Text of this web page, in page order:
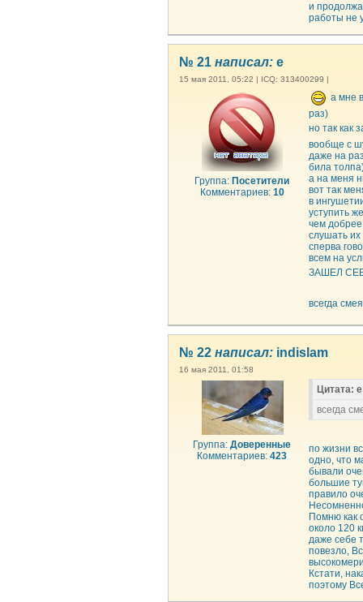
и
работы не
№ 21 написал: e
15 мая 2011, 05:22 | ICQ: 313400299 |
Группа: Посетители
Комментариев: 10
а мне
раз)
но так как
вообще с
даже на
била
а на меня
вот так
в
уступить
чем
слушать
сперва
всем на
ЗАШЕЛ
всегда
№ 22 написал: indislam
16 мая 2011, 01:58
Группа:Доверенные
Комментариев:423
Цитата: e
всегда
по жизни
одно, что
бывали
большие
правило
Помню как
около 120
даже себе
повезло,
Кстати,
поэтому